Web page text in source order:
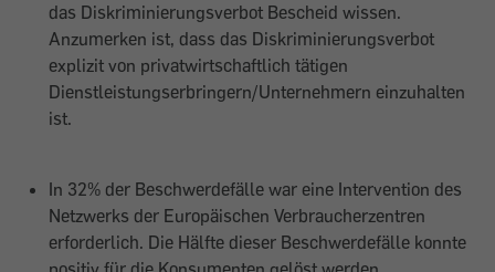
das Diskriminierungsverbot Bescheid wissen.
Anzumerken ist, dass das Diskriminierungsverbot
explizit von privatwirtschaftlich tätigen
Dienstleistungserbringern/Unternehmern einzuhalten
ist.
In 32% der Beschwerdefälle war eine Intervention des
Netzwerks der Europäischen Verbraucherzentren
erforderlich. Die Hälfte dieser Beschwerdefälle konnte